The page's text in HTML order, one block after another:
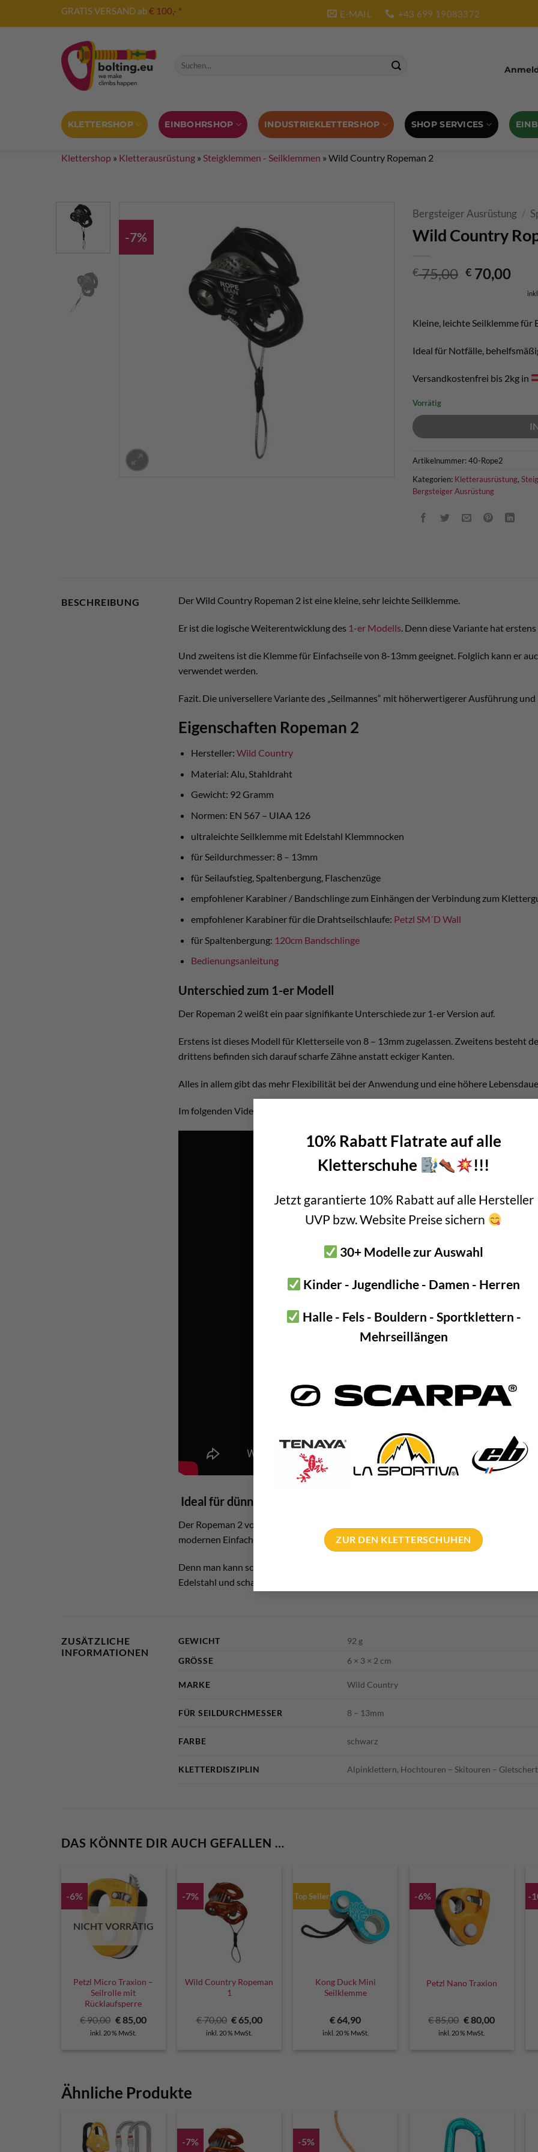
10% Rabatt Flatrate auf alle
Kletterschuhe
!!!
Jetzt garantierte 10% Rabatt auf alle Hersteller
UVP bzw. Website Preise sichern
30+ Modelle zur Auswahl
Kinder - Jugendliche - Damen - Herren
Halle - Fels - Bouldern - Sportklettern -
Mehrseillängen
ZUR DEN KLETTERSCHUHEN
GRATIS VERSAND ab€ 100,- * E-MAIL +43 699 19083372
Suche nach:
KLETTERSHOP EINBOHRSHOP INDUSTRIEKLETTERSHOP SHOP SERVICES
Klettershop » Kletterausrüstung » Steigklemmen - Seilklemmen » Wild Country Ropeman 2
-7%
Bergsteiger Ausrüstung /
Wild Country
€75,00
€ 75,00
€ 70,00
ist:
€
Kleine, leichte Seilklemme für
Ideal für Notfälle,
Versandkostenfrei bis 2kg in
Vorrätig
Artikelnummer:40-Rope2
Kategorien: Kletterausrüstung,
Bergsteiger Ausrüstung
BESCHREIBUNG Der Wild Country Ropeman 2 ist eine kleine, sehr leichte Seilklemme.
Er ist die logische Weiterentwicklung des 1-er Modells. Denn diese Variante hat
Und zweitens ist die Klemme für Einfachseile von 8-13mm geeignet. Folglich kann er
verwendet werden.
Fazit. Die universellere Variante des „Seilmannes“ mit höherwertigerer Ausführung
Eigenschaften Ropeman 2
Hersteller: Wild Country
Material: Alu, Stahldraht
Gewicht: 92 Gramm
Normen: EN 567 – UIAA 126
ultraleichte Seilklemme mit Edelstahl Klemmnocken
für Seildurchmesser: 8 – 13mm
für Seilaufstieg, Spaltenbergung, Flaschenzüge
empfohlener Karabiner / Bandschlinge zum Einhängen der Verbindung zum
empfohlener Karabiner für die Drahtseilschlaufe: Petzl SM´D Wall
für Spaltenbergung: 120cm Bandschlinge
Bedienungsanleitung
Unterschied zum 1-er Modell
Der Ropeman 2 weißt ein paar signifikante Unterschiede zur 1-er Version auf.
Erstens ist dieses Modell für Kletterseile von 8 – 13mm zugelassen. Zweitens besteht
drittens befinden sich darauf scharfe Zähne anstatt eckiger Kanten.
Alles in allem gibt das mehr Flexibilität bei der Anwendung und eine höhere
Im folgenden Video werden die Unterschiede nochmals ausführlich behandelt.
Ideal für dünnere Seile
Der Ropeman 2 von Wild Country ist die Weiterentwicklung der Originalversion. Die
modernen Einfachseile orientiert.
Denn man kann schon Seile ab 8mm verwenden. Um das zu ermöglichen, wurde auch
Edelstahl und scharfe Zähne umgestellt.
ZUSÄTZLICHE
INFORMATIONEN
GEWICHT
92 g
GRÖSSE
6 × 3 × 2 cm
MARKE Wild Country
FÜR SEILDURCHMESSER 8 – 13mm
FARBE schwarz
KLETTERDISZIPLIN Alpinklettern, Hochtouren – Skitouren –
DAS KÖNNTE DIR AUCH GEFALLEN …
-6%
NICHT VORRÄTIG
Petzl Micro Traxion –
Seilrolle mit
Rücklaufsperre
€90,00 Ursprünglicher
Preis
war:
€85,00Aktueller
inkl. 20 % MwSt.
-7%
Wild Country Ropeman
1
€70,00 Ursprünglicher
Preis
war:
€65,00Aktueller
inkl. 20 % MwSt.
Top Seller
Kong Duck Mini
Seilklemme
€64,90
inkl. 20 % MwSt.
-6%
Petzl Nano Traxion
€85,00 Ursprünglicher
Preis
war:
€80,00Aktueller
inkl. 20 % MwSt.
-
Ähnliche Produkte
-7% -5%